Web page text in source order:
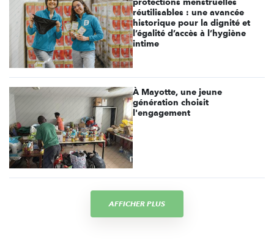
protections menstruelles
réutilisables : une avancée
historique pour la dignité et
l’égalité d’accès à l’hygiène
intime
À Mayotte, une jeune
génération choisit
l'engagement
AFFICHER PLUS